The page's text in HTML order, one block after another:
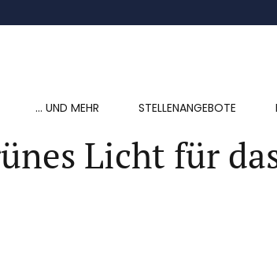
… UND MEHR STELLENANGEBOTE
Licht für